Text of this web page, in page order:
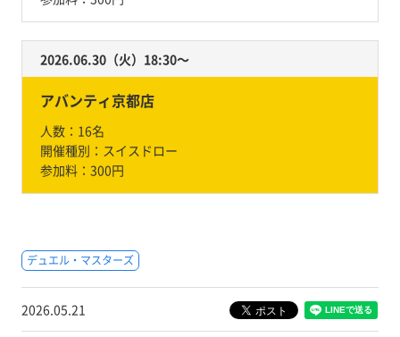
2026.06.30（火）18:30〜
アバンティ京都店
人数： 16名
開催種別： スイスドロー
参加料： 300円
デュエル・マスターズ
2026.05.21